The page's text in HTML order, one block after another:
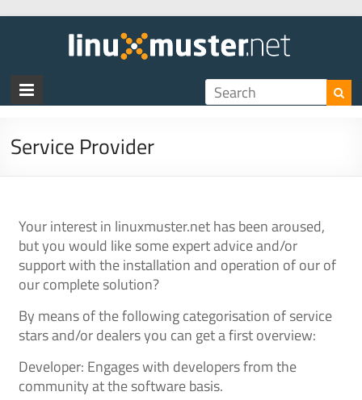
Service Provider
Your interest in linuxmuster.net has been aroused,
but you would like some expert advice and/or
support with the installation and operation of our of
our complete solution?
By means of the following categorisation of service
stars and/or dealers you can get a first overview:
Developer: Engages with developers from the
community at the software basis.